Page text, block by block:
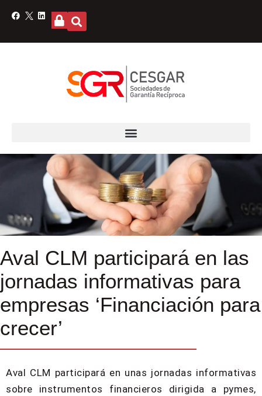
Aval CLM participará en las
jornadas informativas para
empresas ‘Financiación para
crecer’
Aval CLM participará en unas jornadas informativas
sobre instrumentos financieros dirigida a pymes,